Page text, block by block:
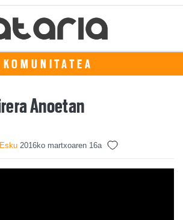
KOMUNITATEA
Anoetan
2016ko martxoaren 16a